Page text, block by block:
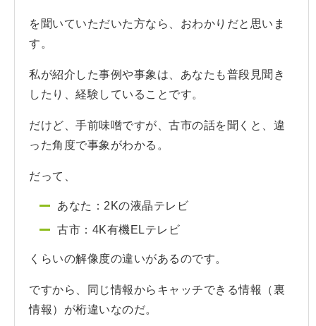
を聞いていただいた方なら、おわかりだと思いま
す。
私が紹介した事例や事象は、あなたも普段見聞き
したり、経験していることです。
だけど、手前味噌ですが、古市の話を聞くと、違
った角度で事象がわかる。
だって、
あなた：2Kの液晶テレビ
古市：4K有機ELテレビ
くらいの解像度の違いがあるのです。
ですから、同じ情報からキャッチできる情報（裏
情報）が桁違いなのだ。